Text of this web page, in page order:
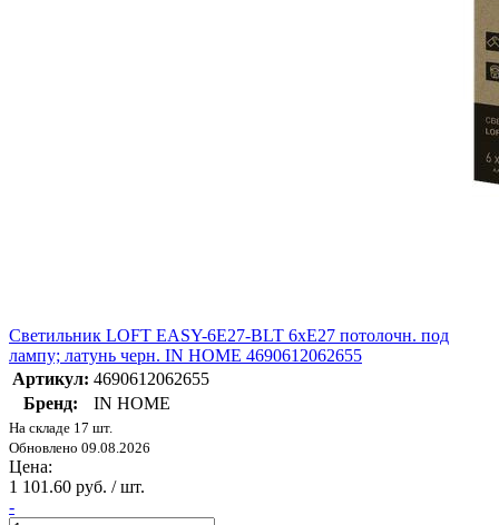
Светильник LOFT EASY-6E27-BLT 6хE27 потолочн. под
лампу; латунь черн. IN HOME 4690612062655
Артикул: 4690612062655
Бренд:
IN HOME
На складе 17 шт.
Обновлено 09.08.2026
Цена:
1 101.60 руб. / шт.
-